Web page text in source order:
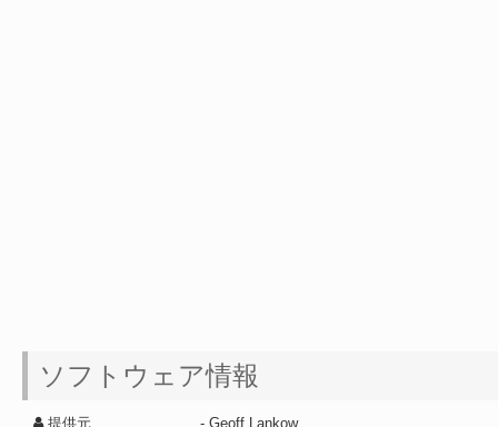
ソフトウェア情報
提供元
- Geoff Lankow